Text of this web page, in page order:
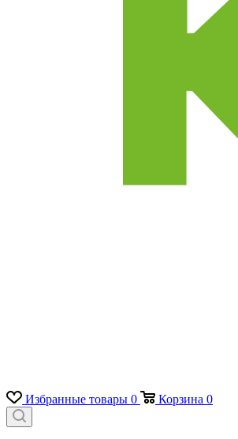
Избранные товары 0 Корзина 0